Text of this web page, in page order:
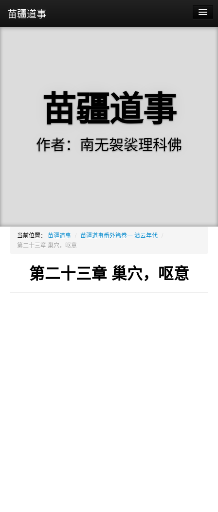
苗疆道事
苗疆道事
作者：南无袈裟理科佛
当前位置： 苗疆道事 / 苗疆道事番外篇卷一 潜云年代 /
第二十三章 巢穴，呕意
第二十三章 巢穴，呕意